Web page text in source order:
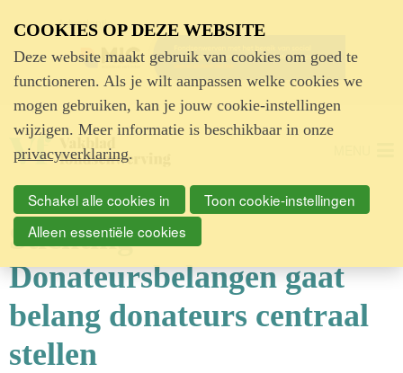
Advertentie
Stichting
Donateursbelangen gaat
belang donateurs centraal
stellen
COOKIES OP DEZE WEBSITE
Deze website maakt gebruik van cookies om goed te
functioneren. Als je wilt aanpassen welke cookies we
mogen gebruiken, kan je jouw cookie-instellingen
wijzigen. Meer informatie is beschikbaar in onze
privacyverklaring.
Schakel alle cookies in
Toon cookie-instellingen
Alleen essentiële cookies